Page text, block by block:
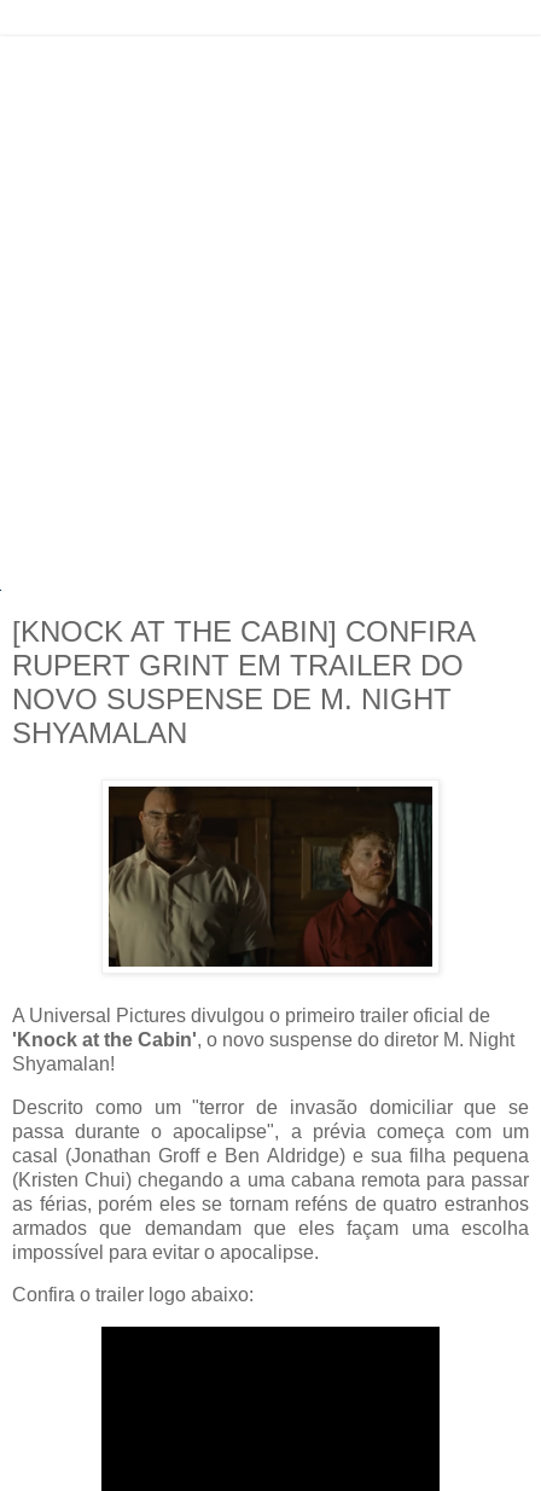
[KNOCK AT THE CABIN] CONFIRA
RUPERT GRINT EM TRAILER DO
NOVO SUSPENSE DE M. NIGHT
SHYAMALAN
A Universal Pictures divulgou o primeiro trailer oficial de
'Knock at the Cabin', o novo suspense do diretor M. Night
Shyamalan!
Descrito como um "terror de invasão domiciliar que se
passa durante o apocalipse", a prévia começa com um
casal (Jonathan Groff e Ben Aldridge) e sua filha pequena
(Kristen Chui) chegando a uma cabana remota para passar
as férias, porém eles se tornam reféns de quatro estranhos
armados que demandam que eles façam uma escolha
impossível para evitar o apocalipse.
Confira o trailer logo abaixo: